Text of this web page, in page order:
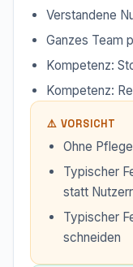
Verstandene
Ganzes Team
Kompetenz:
Kompetenz:
⚠️ VORSICHT
Ohne
Typischer
statt
Typischer
schneiden